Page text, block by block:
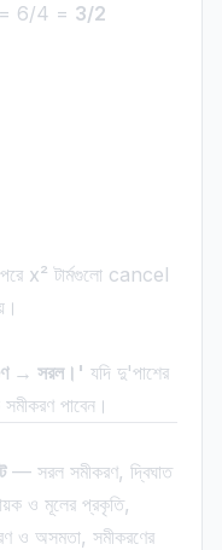
6/4 = 3/2
x² টার্মগুলো cancel
→ সরল।' যদি দু'পাশের
পাবেন।
— সরল সমীকরণ, দ্বিঘাত
ও মূলের প্রকৃতি,
ও অসমতা, সমীকরণের